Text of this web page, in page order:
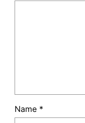
Name *